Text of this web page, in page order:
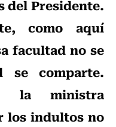
del Presidente.
como aquí
facultad no se
se comparte.
la ministra
los indultos no